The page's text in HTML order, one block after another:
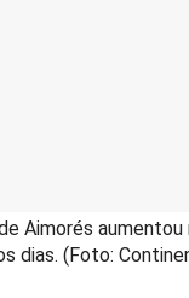
Aimorés
dias. (Foto: